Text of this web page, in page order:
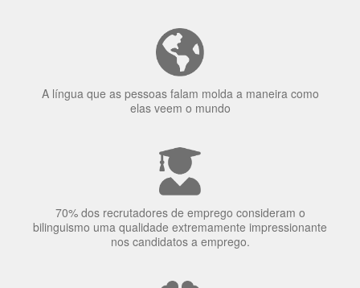
A língua que as pessoas falam molda a maneira como
elas veem o mundo
70% dos recrutadores de emprego consideram o
bilinguismo uma qualidade extremamente impressionante
nos candidatos a emprego.